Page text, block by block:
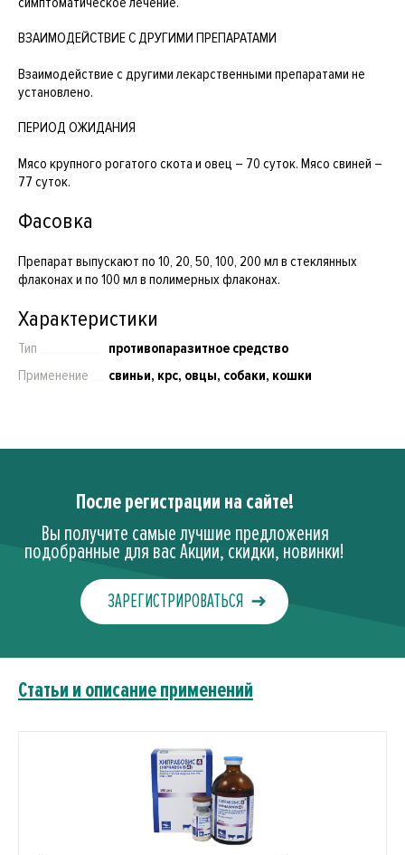
ВЗАИМОДЕЙСТВИЕ С ДРУГИМИ ПРЕПАРАТАМИ
Взаимодействие с другими лекарственными препаратами не
установлено.
ПЕРИОД ОЖИДАНИЯ
Мясо крупного рогатого скота и овец – 70 суток. Мясо свиней –
77 суток.
Фасовка
Препарат выпускают по 10, 20, 50, 100, 200 мл в стеклянных
флаконах и по 100 мл в полимерных флаконах.
Характеристики
Тип
противопаразитное средство
Применение
свиньи, крс, овцы, собаки, кошки
После регистрации на сайте!
Вы получите самые лучшие предложения
подобранные для вас Акции, скидки, новинки!
ЗАРЕГИСТРИРОВАТЬСЯ
Статьи и описание применений